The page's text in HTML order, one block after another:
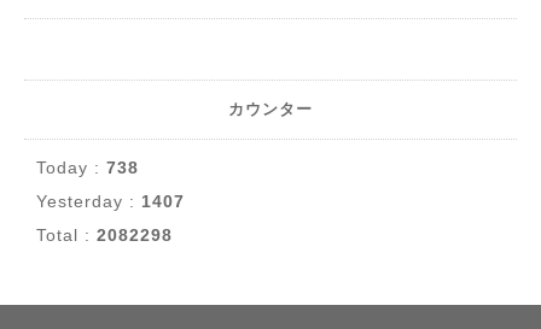
カウンター
Today : 738
Yesterday : 1407
Total : 2082298